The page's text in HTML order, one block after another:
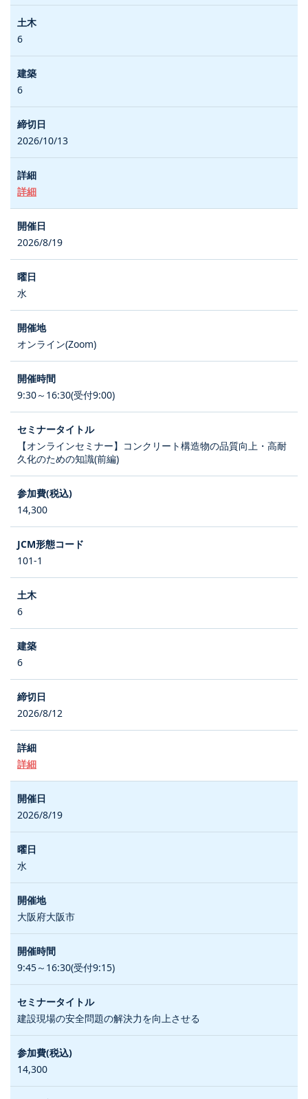
6
6
2026/10/13
詳細
2026/8/19
水
オンライン(Zoom)
9:30～16:30(受付9:00)
【オンラインセミナー】コンクリート構造物の品質向上・高耐
久化のための知識(前編)
14,300
101-1
6
6
2026/8/12
詳細
2026/8/19
水
大阪府大阪市
9:45～16:30(受付9:15)
建設現場の安全問題の解決力を向上させる
14,300